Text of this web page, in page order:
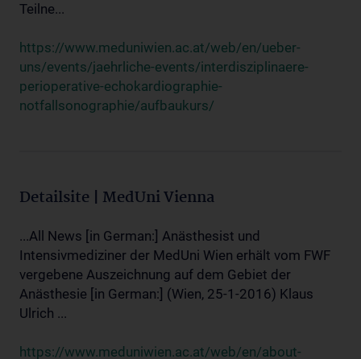
Teilne...
https://www.meduniwien.ac.at/web/en/ueber-
uns/events/jaehrliche-events/interdisziplinaere-
perioperative-echokardiographie-
notfallsonographie/aufbaukurs/
Detailsite | MedUni Vienna
...All News [in German:] Anästhesist und
Intensivmediziner der MedUni Wien erhält vom FWF
vergebene Auszeichnung auf dem Gebiet der
Anästhesie [in German:] (Wien, 25-1-2016) Klaus
Ulrich ...
https://www.meduniwien.ac.at/web/en/about-